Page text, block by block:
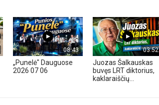
08:43
„Punelė" Dauguose
2026 07 06
03:52
Juozas Šalkauskas
buvęs LRT diktorius,
kaklaraiščių...